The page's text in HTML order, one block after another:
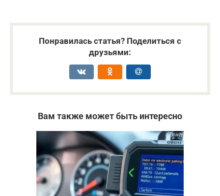
Понравилась статья? Поделиться с
друзьями:
Вам также может быть интересно